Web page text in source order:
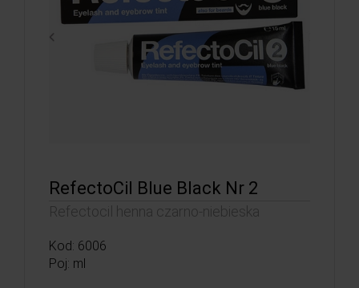
RefectoCil Blue Black Nr 2
Refectocil henna czarno-niebieska
Kod: 6006
Poj: ml